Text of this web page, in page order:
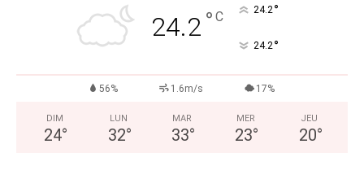
24.2 ° C 24.2 °
24.2 °
56% 1.6m/s 17%
DIM
24°
LUN
32°
MAR
33°
MER
23°
JEU
20°